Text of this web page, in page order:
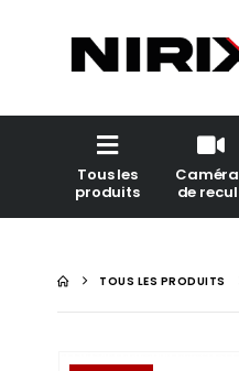
Tous les
produits
Caméra
de recul
TOUS LES PRODUITS